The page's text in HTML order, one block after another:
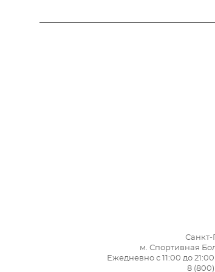
Санкт-
м. Спортивная
Ежедневно с 11:00 до
8